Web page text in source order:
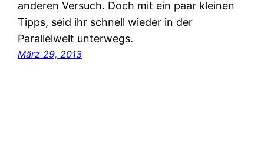
anderen Versuch. Doch mit ein paar kleinen
Tipps, seid ihr schnell wieder in der
Parallelwelt unterwegs.
März 29, 2013